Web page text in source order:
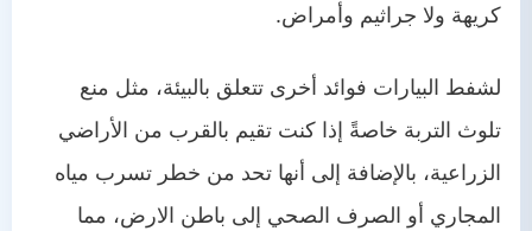
كريهة ولا جراثيم وأمراض.
لشفط البيارات فوائد أخرى تتعلق بالبيئة، مثل منع
تلوث التربة خاصةً إذا كنت تقيم بالقرب من الأراضي
الزراعية، بالإضافة إلى أنها تحد من خطر تسرب مياه
المجاري أو الصرف الصحي إلى باطن الارض، مما